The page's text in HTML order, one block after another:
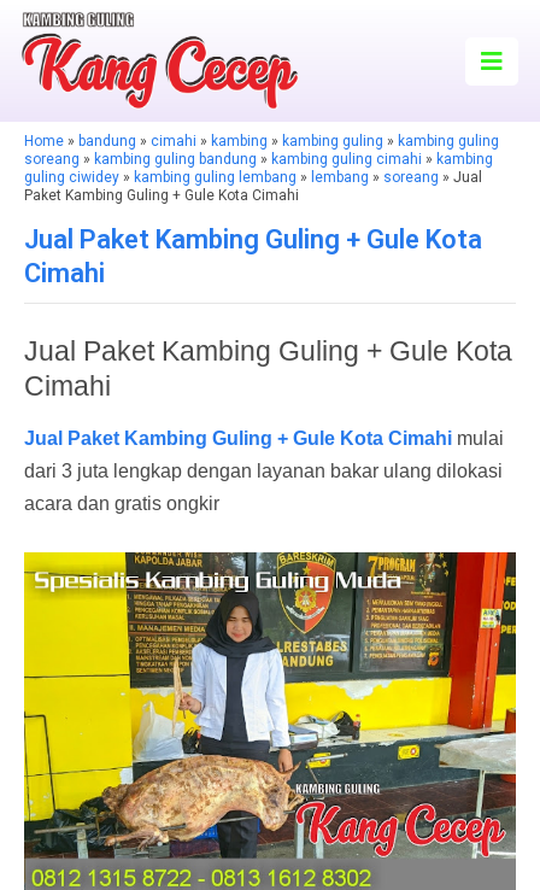
Home » bandung » cimahi » kambing » kambing guling » kambing guling
soreang » kambing guling bandung » kambing guling cimahi » kambing
guling ciwidey » kambing guling lembang » lembang » soreang » Jual
Paket Kambing Guling + Gule Kota Cimahi
Jual Paket Kambing Guling + Gule Kota
Cimahi
Jual Paket Kambing Guling + Gule Kota
Cimahi
Jual Paket Kambing Guling + Gule Kota Cimahi mulai
dari 3 juta lengkap dengan layanan bakar ulang dilokasi
acara dan gratis ongkir